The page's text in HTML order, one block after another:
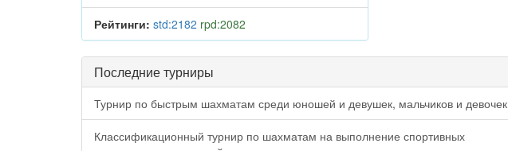
Рейтинги: std:2182 rpd:2082
Последние турниры
Турнир по быстрым шахматам среди юношей и девушек, мальчиков и девочек
Классификационный турнир по шахматам на выполнение спортивных